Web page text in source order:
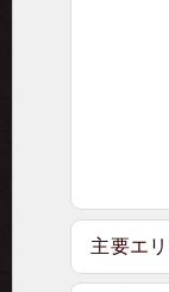
主要エ